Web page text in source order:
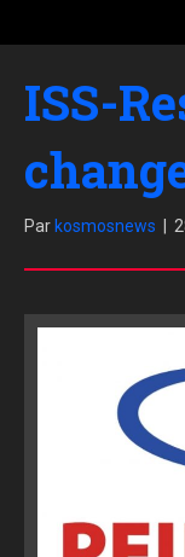
ISS-
Par kosmosnews